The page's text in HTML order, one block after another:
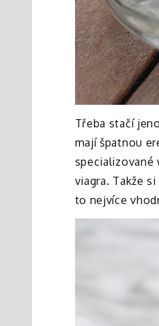
Třeba stačí
mají špatnou
specializované
viagra. Takže
to nejvíce